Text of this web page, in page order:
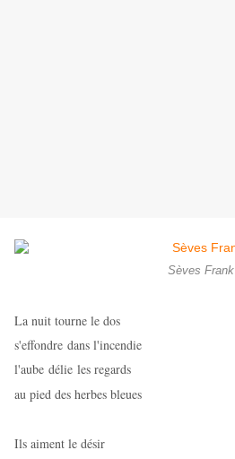
Sèves Frank
La nuit tourne le dos
s'effondre dans l'incendie
l'aube délie les regards
au pied des herbes bleues
Ils aiment le désir